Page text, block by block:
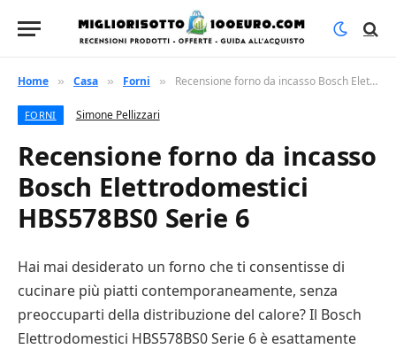
Home » Casa » Forni » Recensione forno da incasso Bosch Elettrodomestici HBS578BS0 Serie 6
FORNI Simone Pellizzari
Recensione forno da incasso
Bosch Elettrodomestici
HBS578BS0 Serie 6
Hai mai desiderato un forno che ti consentisse di
cucinare più piatti contemporaneamente, senza
preoccuparti della distribuzione del calore? Il Bosch
Elettrodomestici HBS578BS0 Serie 6 è esattamente